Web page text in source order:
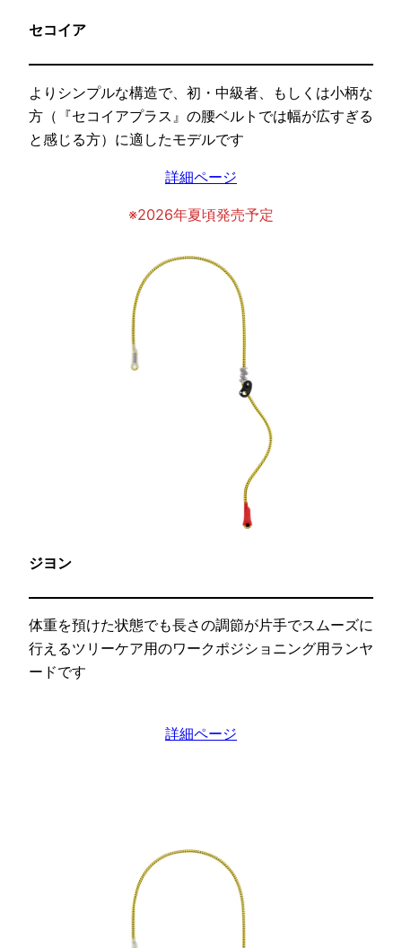
セコイア
よりシンプルな構造で、初・中級者、もしくは小柄な
方（『セコイアプラス』の腰ベルトでは幅が広すぎる
と感じる方）に適したモデルです
詳細ページ
※2026年夏頃発売予定
ジヨン
体重を預けた状態でも長さの調節が片手でスムーズに
行えるツリーケア用のワークポジショニング用ランヤ
ードです
詳細ページ